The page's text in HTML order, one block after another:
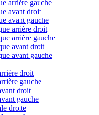
arrière gauche
avant droit
avant gauche
arrière droit
arrière gauche
avant droit
avant gauche
droit
gauche
droit
gauche
droite